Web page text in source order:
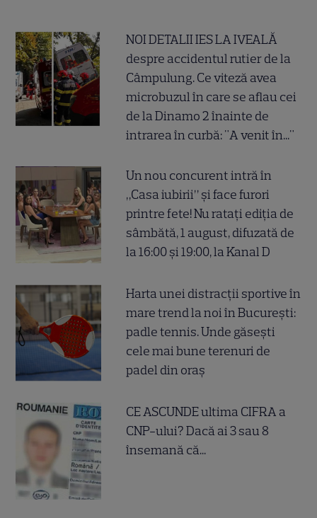
NOI DETALII IES LA IVEALĂ
despre accidentul rutier de la
Câmpulung. Ce viteză avea
microbuzul în care se aflau cei
de la Dinamo 2 înainte de
intrarea în curbă: "A venit în..."
Un nou concurent intră în
„Casa iubirii” și face furori
printre fete! Nu ratați ediția de
sâmbătă, 1 august, difuzată de
la 16:00 și 19:00, la Kanal D
Harta unei distracții sportive în
mare trend la noi în București:
padle tennis. Unde găsești
cele mai bune terenuri de
padel din oraș
CE ASCUNDE ultima CIFRA a
CNP-ului? Dacă ai 3 sau 8
însemană că...